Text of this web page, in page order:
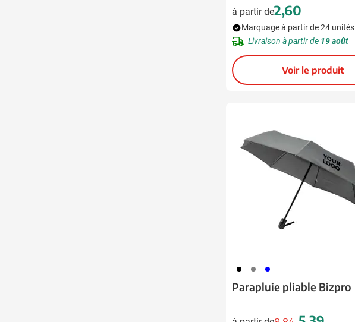
à partir de2,60
Marquage à partir de 24 unités
Livraison à partir de 19 août
Voir le produit
001 003 005
Parapluie pliable Bizpro